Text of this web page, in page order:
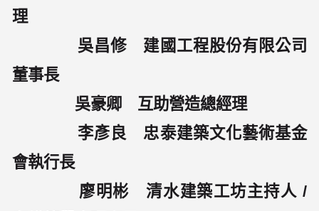
理
吳昌修 建國工程股份有限公司
董事長
吳豪卿 互助營造總經理
李彥良 忠泰建築文化藝術基金
會執行長
廖明彬 清水建築工坊主持人 /